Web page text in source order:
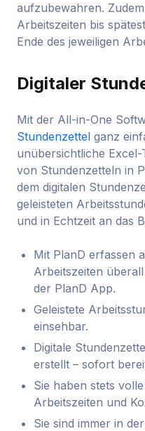
aufzubewahren.
Arbeitszeiten bis
Ende des jeweiligen
Digitaler
Mit der All-in-One
Stundenzettel ganz
unübersichtliche
von Stundenzetteln in
dem digitalen
geleisteten
und in Echtzeit an das
Mit PlanD erfassen
Arbeitszeiten
der PlanD App.
Geleistete
einsehbar.
Digitale
erstellt – sofort
Sie haben stets
Arbeitszeiten und
Sie sind immer in